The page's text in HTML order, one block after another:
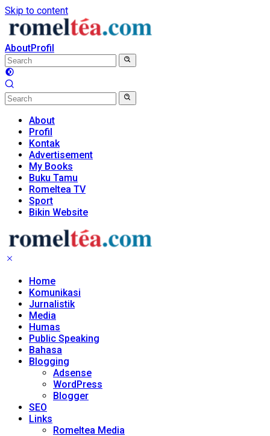
Skip to content
AboutProfil
About
Profil
Kontak
Advertisement
My Books
Buku Tamu
Romeltea TV
Sport
Bikin Website
Home
Komunikasi
Jurnalistik
Media
Humas
Public Speaking
Bahasa
Blogging
Adsense
WordPress
Blogger
SEO
Links
Romeltea Media